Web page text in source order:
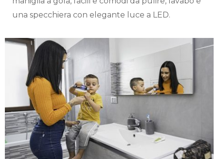
una specchiera con elegante luce a LED.